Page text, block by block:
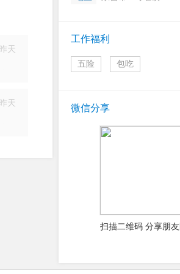
昨天
昨天
工作福利
五险 包吃
微信分享
扫描二维码 分享朋友